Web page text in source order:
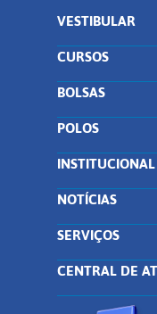
VESTIBULAR
CURSOS
BOLSAS
POLOS
INSTITUCIONAL
NOTÍCIAS
SERVIÇOS
CENTRAL DE